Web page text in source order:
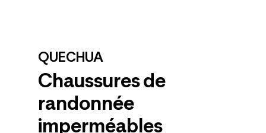
QUECHUA
Chaussures de
randonnée
imperméables